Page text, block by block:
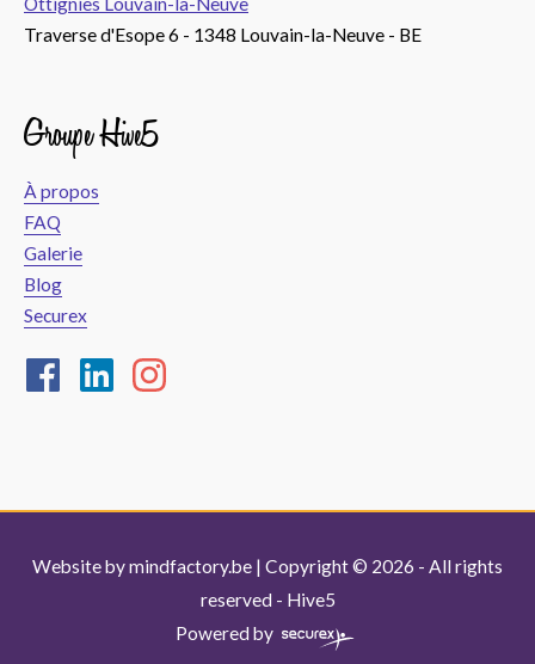
Traverse d'Esope 6 - 1348 Louvain-la-Neuve - BE
Groupe Hive5
À propos
FAQ
Galerie
Blog
Securex
Website bymindfactory.be | Copyright © 2026 - All rights
reserved - Hive5
Powered by